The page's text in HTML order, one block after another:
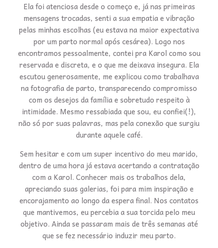
Ela foi atenciosa desde o começo e, já nas primeiras
mensagens trocadas, senti a sua empatia e vibração
pelas minhas escolhas (eu estava na maior expectativa
por um parto normal após cesárea). Logo nos
encontramos pessoalmente, contei pra Karol como sou
reservada e discreta, e o que me deixava insegura. Ela
escutou generosamente, me explicou como trabalhava
na fotografia de parto, transparecendo compromisso
com os desejos da família e sobretudo respeito à
intimidade. Mesmo ressabiada que sou, eu confiei(!),
não só por suas palavras, mas pela conexão que surgiu
durante aquele café.
Sem hesitar e com um super incentivo do meu marido,
dentro de uma hora já estava acertando a contratação
com a Karol. Conhecer mais os trabalhos dela,
apreciando suas galerias, foi para mim inspiração e
encorajamento ao longo da espera final. Nos contatos
que mantivemos, eu percebia a sua torcida pelo meu
objetivo. Ainda se passaram mais de três semanas até
que se fez necessário induzir meu parto.